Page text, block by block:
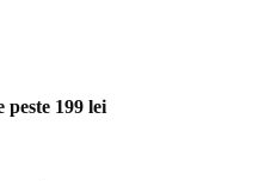
199 lei